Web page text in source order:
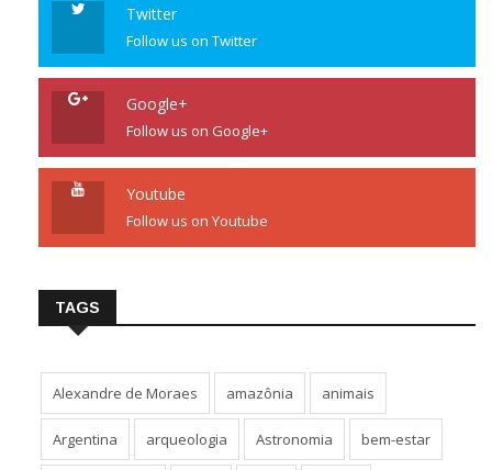
Twitter
Follow us on Twitter
Google+
Follow us on Google+
Youtube
Follow us on Youtube
TAGS
Alexandre de Moraes amazônia animais
Argentina arqueologia Astronomia bem-estar